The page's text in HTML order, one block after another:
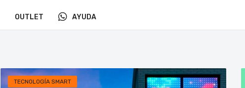
OUTLET AYUDA
TECNOLOGÍA SMART